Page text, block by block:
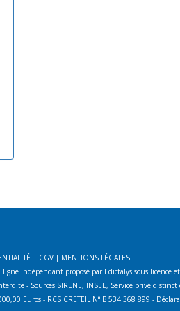
| CGV | MENTIONS LÉGALES
ligne indépendant proposé par Edictalys sous licence
- Sources SIRENE, INSEE, Service privé distinct
Euros - RCS CRETEIL N° B 534 368 899 -